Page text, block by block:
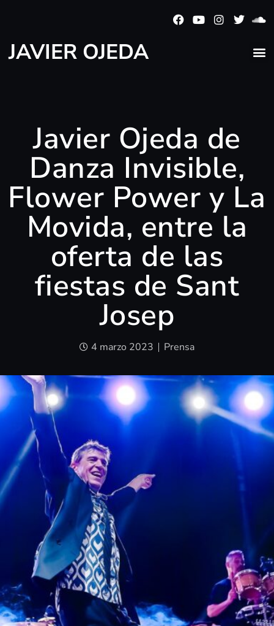
JAVIER OJEDA
Javier Ojeda de
Danza Invisible,
Flower Power y La
Movida, entre la
oferta de las
fiestas de Sant
Josep
4 marzo 2023 Prensa